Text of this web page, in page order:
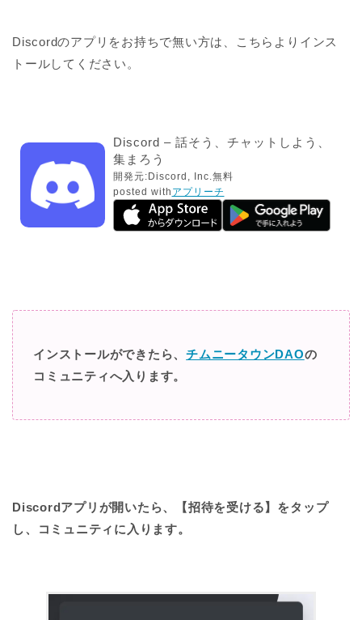
Discordのアプリをお持ちで無い方は、こちらよりインス
トールしてください。
Discord – 話そう、チャットしよう、
集まろう
開発元: Discord, Inc.無料
posted with アプリーチ
インストールができたら、チムニータウンDAOの
コミュニティへ入ります。
Discordアプリが開いたら、【招待を受ける】をタップ
し、コミュニティに入ります。